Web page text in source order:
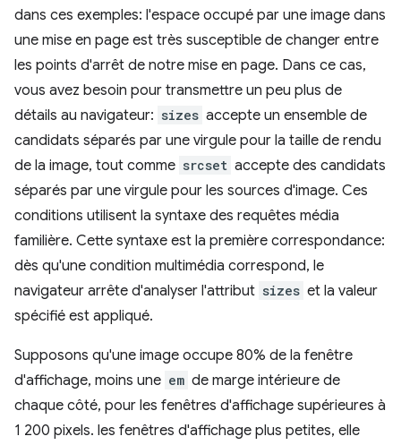
dans ces exemples: l'espace occupé par une image dans
une mise en page est très susceptible de changer entre
les points d'arrêt de notre mise en page. Dans ce cas,
vous avez besoin pour transmettre un peu plus de
détails au navigateur: sizes accepte un ensemble de
candidats séparés par une virgule pour la taille de rendu
de la image, tout comme srcset accepte des candidats
séparés par une virgule pour les sources d'image. Ces
conditions utilisent la syntaxe des requêtes média
familière. Cette syntaxe est la première correspondance:
dès qu'une condition multimédia correspond, le
navigateur arrête d'analyser l'attribut sizes et la valeur
spécifié est appliqué.
Supposons qu'une image occupe 80% de la fenêtre
d'affichage, moins une em de marge intérieure de
chaque côté, pour les fenêtres d'affichage supérieures à
1 200 pixels. les fenêtres d'affichage plus petites, elle